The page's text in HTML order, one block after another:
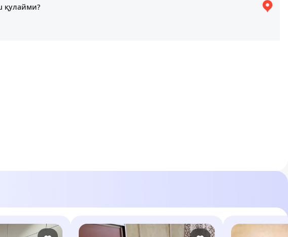
қулайми?